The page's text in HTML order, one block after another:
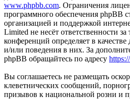
www.phpbb.com. Ограничения
программного обеспечения phpBB
организацией и поддержкой
Limited не несёт ответственности
конференций определяет в
и/или поведения в них. За
phpBB обращайтесь по адресу
Вы соглашаетесь не размещать
клеветнических сообщений,
призывов к национальной розни и